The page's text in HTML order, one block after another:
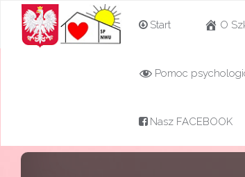
Szkoła
Nowej Wsi
oddziałami
Przejdź
Start O
Pomoc
Nasz FACEBOOK